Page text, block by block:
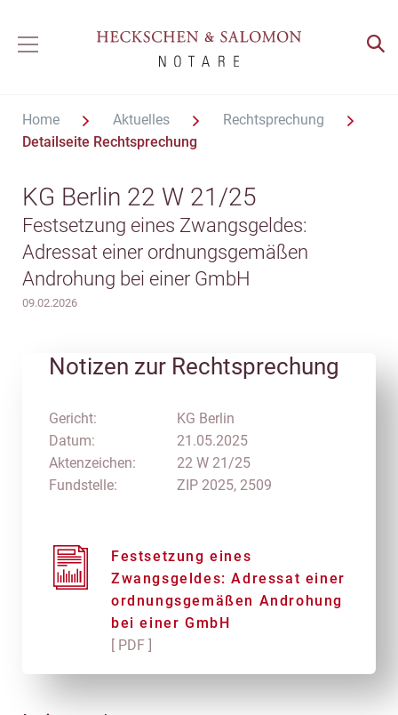
Home Aktuelles
Rechtsprechung
Detailseite Rechtsprechung
KG Berlin 22 W 21/25
Festsetzung eines Zwangsgeldes:
Adressat einer ordnungsgemäßen
Androhung bei einer GmbH
09.02.2026
Notizen zur Rechtsprechung
Gericht:
Datum:
Aktenzeichen:
Fundstelle:
KG Berlin
21.05.2025
22 W 21/25
ZIP 2025, 2509
Festsetzung eines
Zwangsgeldes: Adressat einer
ordnungsgemäßen Androhung
bei einer GmbH
[ PDF ]